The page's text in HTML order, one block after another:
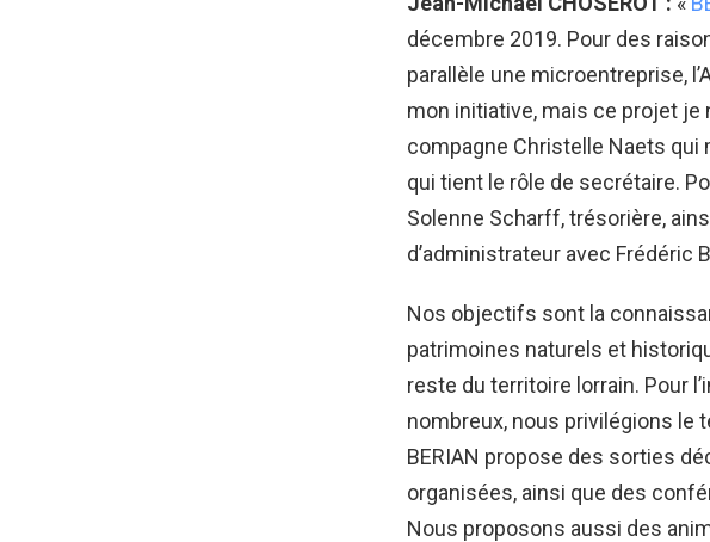
décembre 2019. Pour des
parallèle une microentreprise,
mon initiative, mais ce projet je
compagne Christelle Naets qui
qui tient le rôle de secrétaire.
Solenne Scharff, trésorière,
d’administrateur avec Frédéric
Nos objectifs sont la
patrimoines naturels et
reste du territoire lorrain. Pour
nombreux, nous privilégions le
BERIAN propose des sorties
organisées, ainsi que des
Nous proposons aussi des